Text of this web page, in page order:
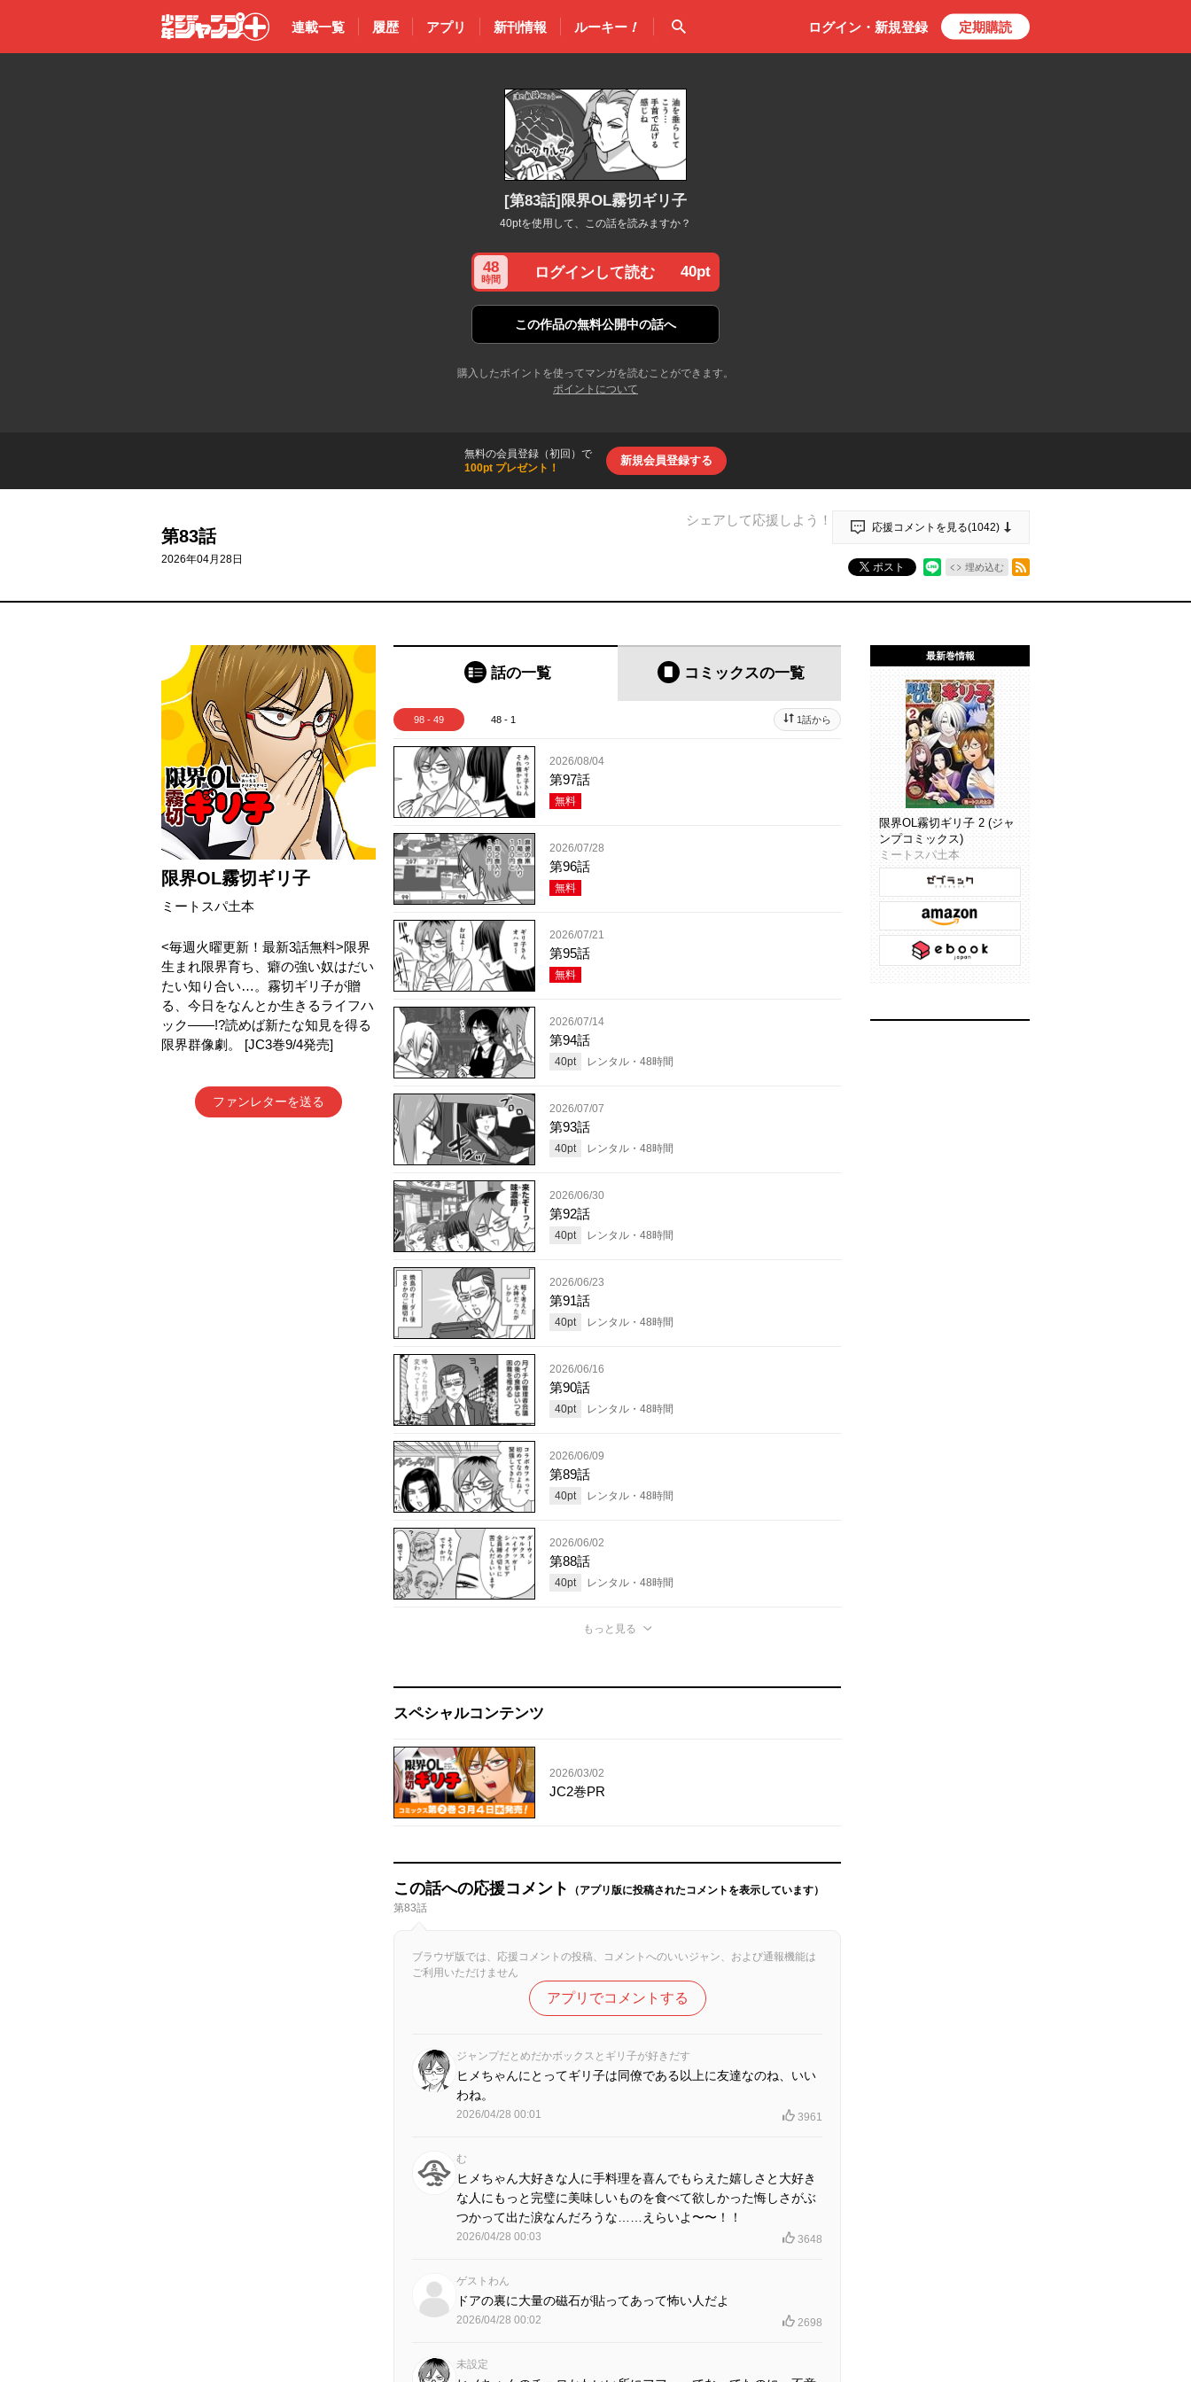
少年ジャン
連載一覧 履歴 アプリ 新刊情報 ルーキー！ 検索 ログイン・ 新規登録 定期購読
[第83話]限界OL霧切ギリ子
40ptを使用して、この話を読みますか？
48
時間 ログインして読む 40pt
この作品の無料公開中の話へ
購入したポイントを使ってマンガを読むことができます。
ポイントについて
無料の会員登録（初回）で
100pt プレゼント！
新規会員登録する
第83話
2026年04月28日
シェアして応援しよう！ 応援コメントを見る(1042)
ポスト 埋め込む
限界OL霧切ギリ子
ミートスパ土本
<毎週火曜更新！最新3話無料>限界
生まれ限界育ち、癖の強い奴はだい
たい知り合い…。霧切ギリ子が贈
る、今日をなんとか生きるライフハ
ック――!?読めば新たな知見を得る
限界群像劇。 [JC3巻9/4発売]
ファンレターを送る
話の一覧 コミックスの一覧
98 - 49 48 - 1 1話から
2026/08/04
第97話
無料
2026/07/28
第96話
無料
2026/07/21
第95話
無料
2026/07/14
第94話
40pt レンタル・ 48時間
2026/07/07
第93話
40pt レンタル・ 48時間
2026/06/30
第92話
40pt レンタル・ 48時間
2026/06/23
第91話
40pt レンタル・ 48時間
2026/06/16
第90話
40pt レンタル・ 48時間
2026/06/09
第89話
40pt レンタル・ 48時間
2026/06/02
第88話
40pt レンタル・ 48時間
もっと見る
スペシャルコンテンツ
2026/03/02
JC2巻PR
この話への応援コメント
（アプリ版に投稿されたコメントを表示しています）
第83話
ブラウザ版では、応援コメントの投稿、コメントへのいいジャン、および通報機能は
ご利用いただけません
アプリでコメントする
ジャンプだとめだかボックスとギリ子が好きだす
ヒメちゃんにとってギリ子は同僚である以上に友達なのね、いい
わね。
2026/04/28 00:01 3961
む
ヒメちゃん大好きな人に手料理を喜んでもらえた嬉しさと大好き
な人にもっと完璧に美味しいものを食べて欲しかった悔しさがぶ
つかって出た涙なんだろうな……えらいよ〜〜！！
2026/04/28 00:03 3648
ゲストわん
ドアの裏に大量の磁石が貼ってあって怖い人だよ
2026/04/28 00:02 2698
未設定
最新巻情報
限界OL霧切ギリ子 2 (ジャ
ンプコミックス)
ミートスパ土本